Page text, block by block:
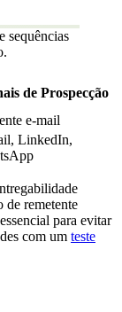
sequências
de Prospecção
e-mail
LinkedIn,
de remetente
para evitar
com um teste